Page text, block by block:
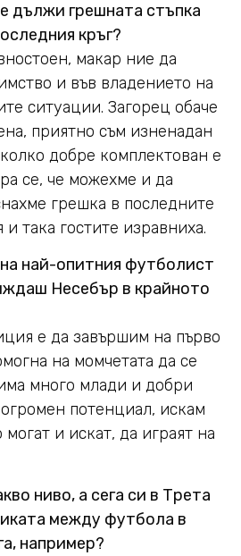
дължи грешната стъпка
кръг?
макар ние да
и във владението на
ситуации. Загорец обаче
приятно съм изненадан
добре комплектован е
се, че можехме и да
грешка в последните
така гостите изравниха.
най-опитния футболист
Несебър в крайното
е да завършим на първо
на момчетата да се
много млади и добри
потенциал, искам
и искат, да играят на
ниво, а сега си в Трета
между футбола в
например?